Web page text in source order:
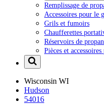
Remplissage de
Accessoires pour le
Grils et fumoirs
Chaufferettes
Réservoirs de
Pièces et
Wisconsin WI
Hudson
54016